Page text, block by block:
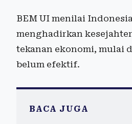
BEM UI menilai
menghadirkan
tekanan ekonomi, mulai
belum efektif.
BACA JUGA